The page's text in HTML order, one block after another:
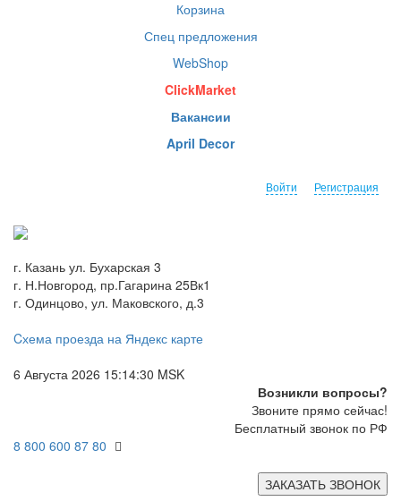
Корзина
Спец предложения
WebShop
ClickMarket
Вакансии
April Decor
Войти Регистрация
г. Казань ул. Бухарская 3
г. Н.Новгород, пр.Гагарина 25Вк1
г. Одинцово, ул. Маковского, д.3
Cхема проезда на Яндекс карте
6 Августа 2026 15:14:30 MSK
Возникли вопросы?
Звоните прямо сейчас!
Бесплатный звонок по РФ
8 800 600 87 80
ЗАКАЗАТЬ ЗВОНОК